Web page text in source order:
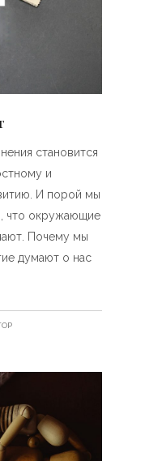
становится
и
И порой мы
что окружающие
Почему мы
думают о нас